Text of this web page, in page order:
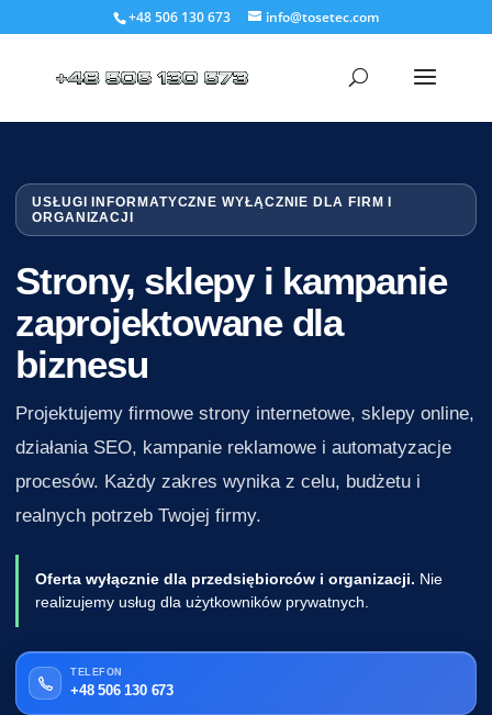
+48 506 130 673 info@tosetec.com
USŁUGI INFORMATYCZNE WYŁĄCZNIE DLA FIRM I
ORGANIZACJI
Strony, sklepy i kampanie
zaprojektowane dla
biznesu
Projektujemy firmowe strony internetowe, sklepy online,
działania SEO, kampanie reklamowe i automatyzacje
procesów. Każdy zakres wynika z celu, budżetu i
realnych potrzeb Twojej firmy.
Oferta wyłącznie dla przedsiębiorców i organizacji. Nie
realizujemy usług dla użytkowników prywatnych.
TELEFON
+48 506 130 673